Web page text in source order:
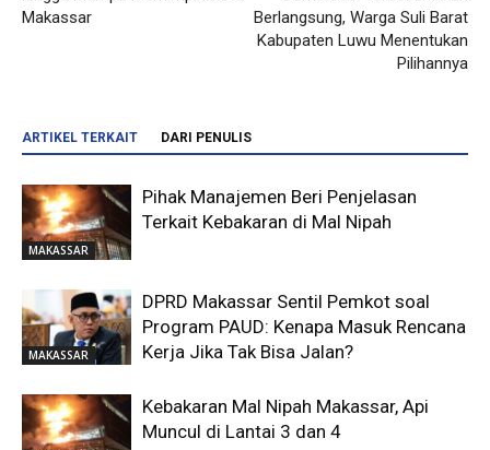
Makassar
Berlangsung, Warga Suli Barat
Kabupaten Luwu Menentukan
Pilihannya
ARTIKEL TERKAIT DARI PENULIS
MAKASSAR
Pihak Manajemen Beri Penjelasan
Terkait Kebakaran di Mal Nipah
MAKASSAR
DPRD Makassar Sentil Pemkot soal
Program PAUD: Kenapa Masuk Rencana
Kerja Jika Tak Bisa Jalan?
Kebakaran Mal Nipah Makassar, Api
Muncul di Lantai 3 dan 4